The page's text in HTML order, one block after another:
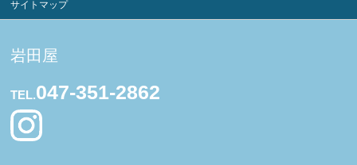
サイトマップ
岩田屋
TEL.047-351-2862